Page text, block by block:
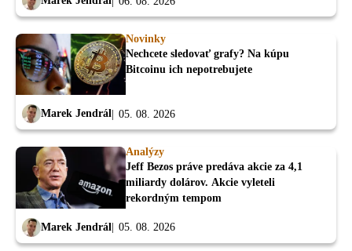
Novinky
Nechcete sledovať grafy? Na kúpu
Bitcoinu ich nepotrebujete
Marek Jendrál 05. 08. 2026
Analýzy
Jeff Bezos práve predáva akcie za 4,1
miliardy dolárov. Akcie vyleteli
rekordným tempom
Marek Jendrál 05. 08. 2026